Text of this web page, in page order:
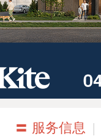
〓 服务信息 |